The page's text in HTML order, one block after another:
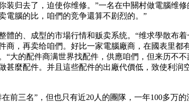
归去了，迫使你维修。”一名在中關村做電腦维
電腦的比，咱們的竞争還算不剧烈的。”
的、成型的市場行情和贩卖系统。“维求學散布
，再卖给咱們。好比一家電腦廠商，在國表里
大的配件商满世界找配件，供應咱們，但来历不
麼配件。并且這些配件的出廠代價低，致使利
前三名”，但也只有近20人的團隊，一年100多万